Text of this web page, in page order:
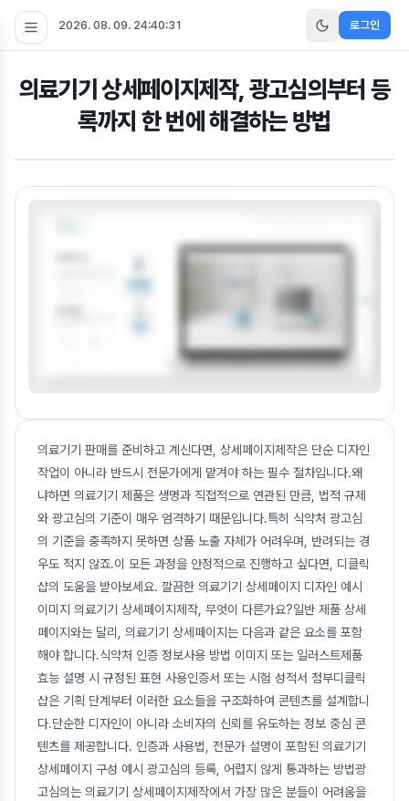
2026. 08. 09. 24:40:31 로그인
의료기기 상세페이지제작, 광고심의부터 등
록까지 한 번에 해결하는 방법
의료기기 판매를 준비하고 계신다면, 상세페이지제작은 단순 디자인
작업이 아니라 반드시 전문가에게 맡겨야 하는 필수 절차입니다.왜
냐하면 의료기기 제품은 생명과 직접적으로 연관된 만큼, 법적 규제
와 광고심의 기준이 매우 엄격하기 때문입니다.특히 식약처 광고심
의 기준을 충족하지 못하면 상품 노출 자체가 어려우며, 반려되는 경
우도 적지 않죠.이 모든 과정을 안정적으로 진행하고 싶다면, 디클릭
샵의 도움을 받아보세요. 깔끔한 의료기기 상세페이지 디자인 예시
이미지 의료기기 상세페이지제작, 무엇이 다른가요?일반 제품 상세
페이지와는 달리, 의료기기 상세페이지는 다음과 같은 요소를 포함
해야 합니다.식약처 인증 정보사용 방법 이미지 또는 일러스트제품
효능 설명 시 규정된 표현 사용인증서 또는 시험 성적서 첨부디클릭
샵은 기획 단계부터 이러한 요소들을 구조화하여 콘텐츠를 설계합니
다.단순한 디자인이 아니라 소비자의 신뢰를 유도하는 정보 중심 콘
텐츠를 제공합니다. 인증과 사용법, 전문가 설명이 포함된 의료기기
상세페이지 구성 예시 광고심의 등록, 어렵지 않게 통과하는 방법광
고심의는 의료기기 상세페이지제작에서 가장 많은 분들이 어려움을